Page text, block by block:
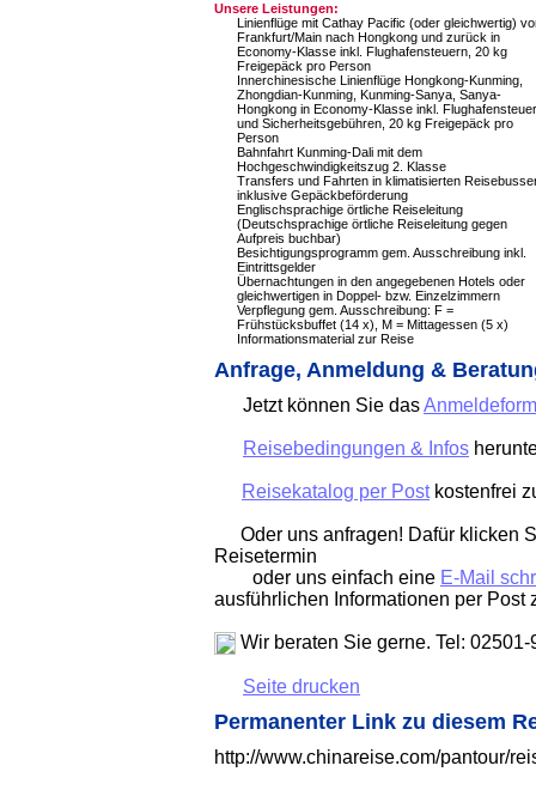
Unsere Leistungen:
Linienflüge mit Cathay Pacific (oder gleichwertig)
Frankfurt/Main nach Hongkong und zurück in
Economy-Klasse inkl. Flughafensteuern, 20 kg
Freigepäck pro Person
Innerchinesische Linienflüge Hongkong-Kunming,
Zhongdian-Kunming, Kunming-Sanya, Sanya-
Hongkong in Economy-Klasse inkl.
und Sicherheitsgebühren, 20 kg Freigepäck pro
Person
Bahnfahrt Kunming-Dali mit dem
Hochgeschwindigkeitszug 2. Klasse
Transfers und Fahrten in klimatisierten
inklusive Gepäckbeförderung
Englischsprachige örtliche Reiseleitung
(Deutschsprachige örtliche Reiseleitung gegen
Aufpreis buchbar)
Besichtigungsprogramm gem. Ausschreibung inkl.
Eintrittsgelder
Übernachtungen in den angegebenen Hotels oder
gleichwertigen in Doppel- bzw. Einzelzimmern
Verpflegung gem. Ausschreibung: F =
Frühstücksbuffet (14 x), M = Mittagessen (5 x)
Informationsmaterial zur Reise
Anfrage, Anmeldung &
Jetzt können Sie das
Reisebedingungen & Infos
Reisekatalog per Postkostenfrei
Oder uns anfragen! Dafür klicken
Reisetermin
oder uns einfach eine E-Mail
ausführlichen Informationen per Post
Wir beraten Sie gerne. Tel:
Seite drucken
Permanenter Link zu diesem
http://www.chinareise.com/pantour/